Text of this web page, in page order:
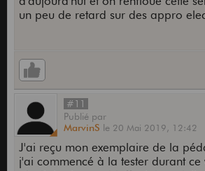
un peu de retard sur des appro
#11
Publié par
MarvinS le 20 Mai 2019, 12:42
J'ai reçu mon exemplaire de la
j'ai commencé à la tester durant ce